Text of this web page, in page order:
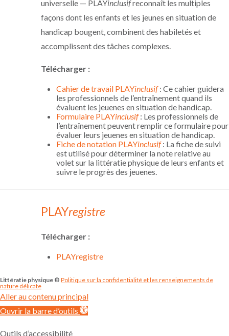
universelle — PLAYinclusifreconnaît les multiples
façons dont les enfants et les jeunes en situation de
handicap bougent, combinent des habiletés et
accomplissent des tâches complexes.
Télécharger :
Cahier de travail PLAYinclusif: Ce cahier guidera
les professionnels de l’entraînement quand ils
évaluent les jeuenes en situation de handicap.
Formulaire PLAYinclusif: Les professionnels de
l’entraînement peuvent remplir ce formulaire pour
évaluer leurs jeuenes en situation de handicap.
Fiche de notation PLAYinclusif: La fiche de suivi
est utilisé pour déterminer la note relative au
volet sur la littératie physique de leurs enfants et
suivre le progrès des jeuenes.
PLAYregistre
Télécharger :
PLAYregistre
Littératie physique © Politique sur la confidentialité et les renseignements de
nature délicate
Aller au contenu principal
Ouvrir la barre d’outils
Outils d’accessibilité